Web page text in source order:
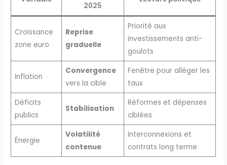
2025
Croissance
zone euro
Reprise
graduelle
Priorité aux
investissements anti-
goulots
Inflation
Convergence
vers la cible
Fenêtre pour alléger les
taux
Déficits
publics
Stabilisation
Réformes et dépenses
ciblées
Énergie
Volatilité
contenue
Interconnexions et
contrats long terme